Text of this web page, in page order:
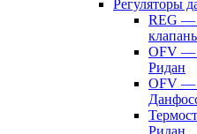
Регуляторы
REG —
OFV —
Ридан
OFV —
Ридан